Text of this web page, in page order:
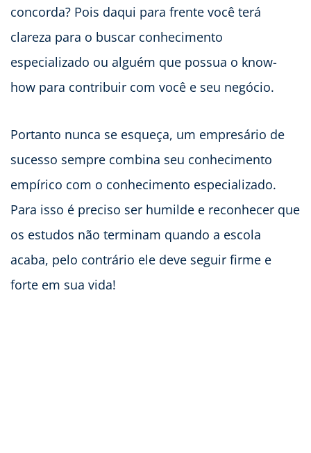
concorda? Pois daqui para frente você terá
clareza para o buscar conhecimento
especializado ou alguém que possua o know-
how para contribuir com você e seu negócio.
Portanto nunca se esqueça, um empresário de
sucesso sempre combina seu conhecimento
empírico com o conhecimento especializado.
Para isso é preciso ser humilde e reconhecer que
os estudos não terminam quando a escola
acaba, pelo contrário ele deve seguir firme e
forte em sua vida!